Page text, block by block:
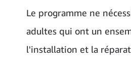
Le programme ne
adultes qui ont un
l'installation et la